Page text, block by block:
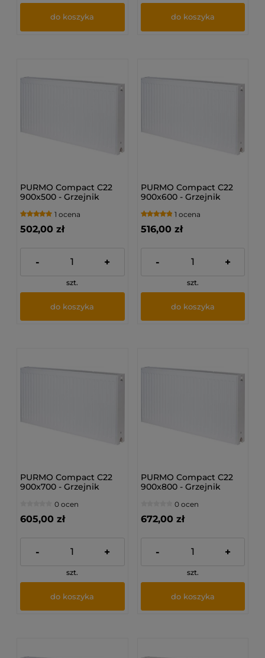
do koszyka do koszyka
PURMO Compact C22
900x500 - Grzejnik
1 ocena
502,00 zł
- +
szt.
do koszyka
PURMO Compact C22
900x600 - Grzejnik
1 ocena
516,00 zł
- +
szt.
do koszyka
PURMO Compact C22
900x700 - Grzejnik
0 ocen
605,00 zł
- +
szt.
do koszyka
PURMO Compact C22
900x800 - Grzejnik
0 ocen
672,00 zł
- +
szt.
do koszyka